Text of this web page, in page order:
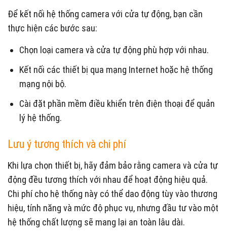
Để kết nối hệ thống camera với cửa tự động, bạn cần
thực hiện các bước sau:
Chọn loại camera và cửa tự động phù hợp với nhau.
Kết nối các thiết bị qua mạng Internet hoặc hệ thống
mạng nội bộ.
Cài đặt phần mềm điều khiển trên điện thoại để quản
lý hệ thống.
Lưu ý tương thích và chi phí
Khi lựa chọn thiết bị, hãy đảm bảo rằng camera và cửa tự
động đều tương thích với nhau để hoạt động hiệu quả.
Chi phí cho hệ thống này có thể dao động tùy vào thương
hiệu, tính năng và mức độ phục vụ, nhưng đầu tư vào một
hệ thống chất lượng sẽ mang lại an toàn lâu dài.